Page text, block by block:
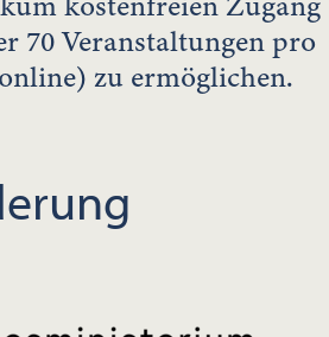
70 Veranstaltungen pro
zu ermöglichen.